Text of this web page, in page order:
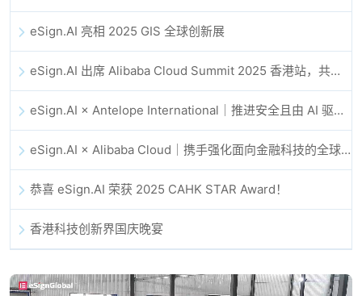
eSign.AI 亮相 2025 GIS 全球创新展
eSign.AI 出席 Alibaba Cloud Summit 2025 香港站，共同探讨 AI 驱动的云创新与数字信任未来
eSign.AI × Antelope International｜推进安全且由 AI 驱动的数字化工作流
eSign.AI × Alibaba Cloud｜携手强化面向金融科技的全球数字信任
恭喜 eSign.AI 荣获 2025 CAHK STAR Award！
香港科技创新界国庆晚宴